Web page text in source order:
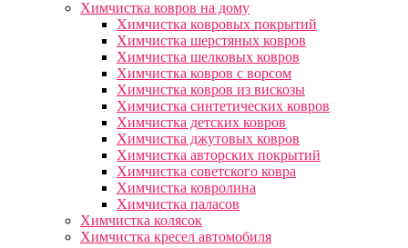
Химчистка ковров на дому
Химчистка ковровых покрытий
Химчистка шерстяных ковров
Химчистка шелковых ковров
Химчистка ковров с ворсом
Химчистка ковров из вискозы
Химчистка синтетических ковров
Химчистка детских ковров
Химчистка джутовых ковров
Химчистка авторских покрытий
Химчистка советского ковра
Химчистка ковролина
Химчистка паласов
Химчистка колясок
Химчистка кресел автомобиля